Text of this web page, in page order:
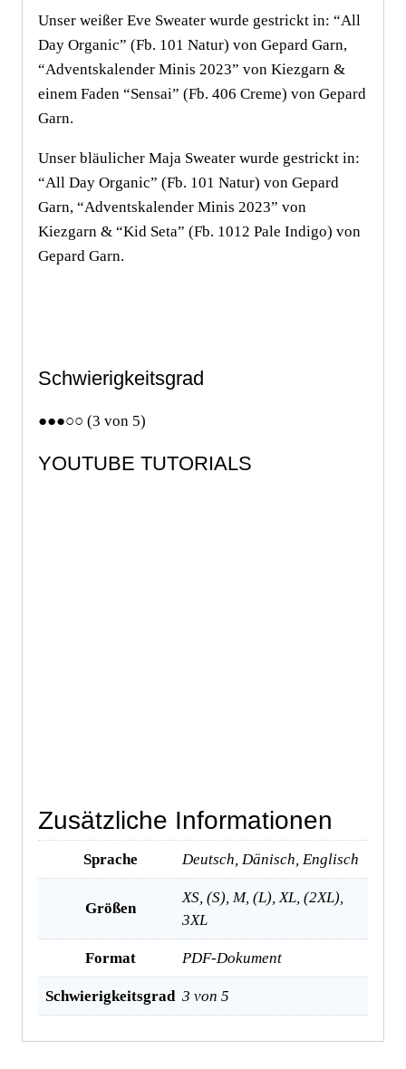
Unser weißer Eve Sweater wurde gestrickt in: “All
Day Organic” (Fb. 101 Natur) von Gepard Garn,
“Adventskalender Minis 2023” von Kiezgarn &
einem Faden “Sensai” (Fb. 406 Creme) von Gepard
Garn.
Unser bläulicher Maja Sweater wurde gestrickt in:
“All Day Organic” (Fb. 101 Natur) von Gepard
Garn, “Adventskalender Minis 2023” von
Kiezgarn & “Kid Seta” (Fb. 1012 Pale Indigo) von
Gepard Garn.
Schwierigkeitsgrad
●●●○○ (3 von 5)
YOUTUBE TUTORIALS
Zusätzliche Informationen
Sprache Deutsch, Dänisch, Englisch
Größen
XS, (S), M, (L), XL, (2XL),
3XL
Format PDF-Dokument
Schwierigkeitsgrad 3 von 5